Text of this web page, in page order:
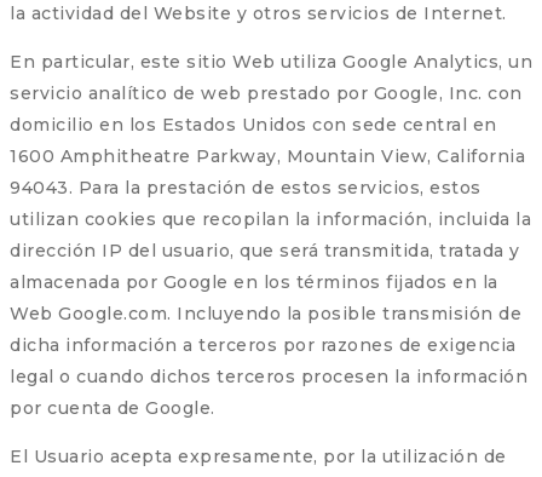
la actividad del Website y otros servicios de Internet.
En particular, este sitio Web utiliza Google Analytics, un
servicio analítico de web prestado por Google, Inc. con
domicilio en los Estados Unidos con sede central en
1600 Amphitheatre Parkway, Mountain View, California
94043. Para la prestación de estos servicios, estos
utilizan cookies que recopilan la información, incluida la
dirección IP del usuario, que será transmitida, tratada y
almacenada por Google en los términos fijados en la
Web Google.com. Incluyendo la posible transmisión de
dicha información a terceros por razones de exigencia
legal o cuando dichos terceros procesen la información
por cuenta de Google.
El Usuario acepta expresamente, por la utilización de